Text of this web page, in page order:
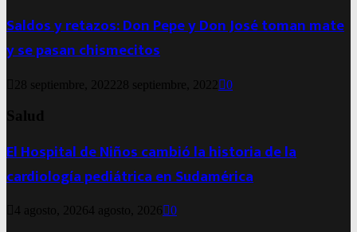
Saldos y retazos: Don Pepe y Don José toman mate
y se pasan chismecitos
28 septiembre, 2022 28 septiembre, 2022 0
Salud
El Hospital de Niños cambió la historia de la
cardiología pediátrica en Sudamérica
4 agosto, 20264 agosto, 2026 0